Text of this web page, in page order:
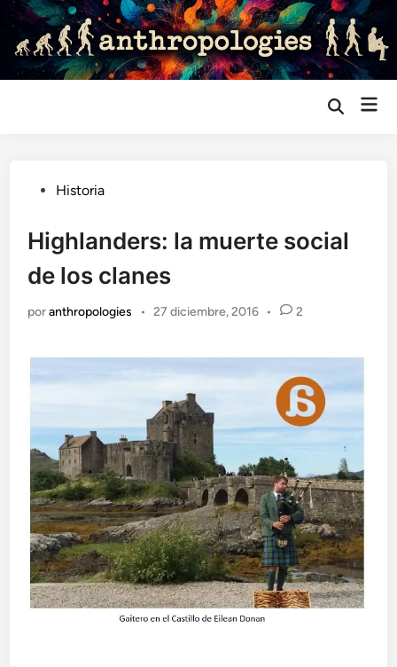
Saltar
contenido
Abrir
Publicado
Historia
Highlanders: la muerte social
de los clanes
poranthropologies • 27 diciembre, 2016 • 2